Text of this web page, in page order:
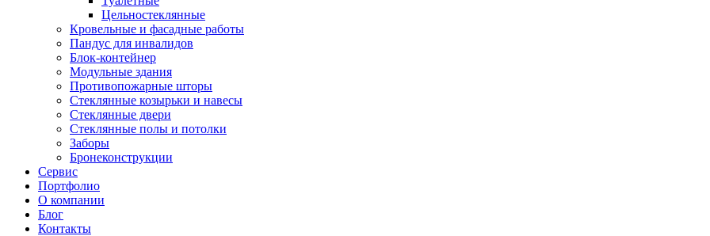
Цельностеклянные
Кровельные и фасадные работы
Пандус для инвалидов
Блок-контейнер
Модульные здания
Противопожарные шторы
Стеклянные козырьки и навесы
Стеклянные двери
Стеклянные полы и потолки
Заборы
Бронеконструкции
Сервис
Портфолио
О компании
Блог
Контакты